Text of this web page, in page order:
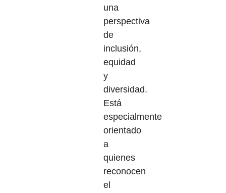
una
perspectiva
de
inclusión,
equidad
y
diversidad.
Está
especialmente
orientado
a
quienes
reconocen
el